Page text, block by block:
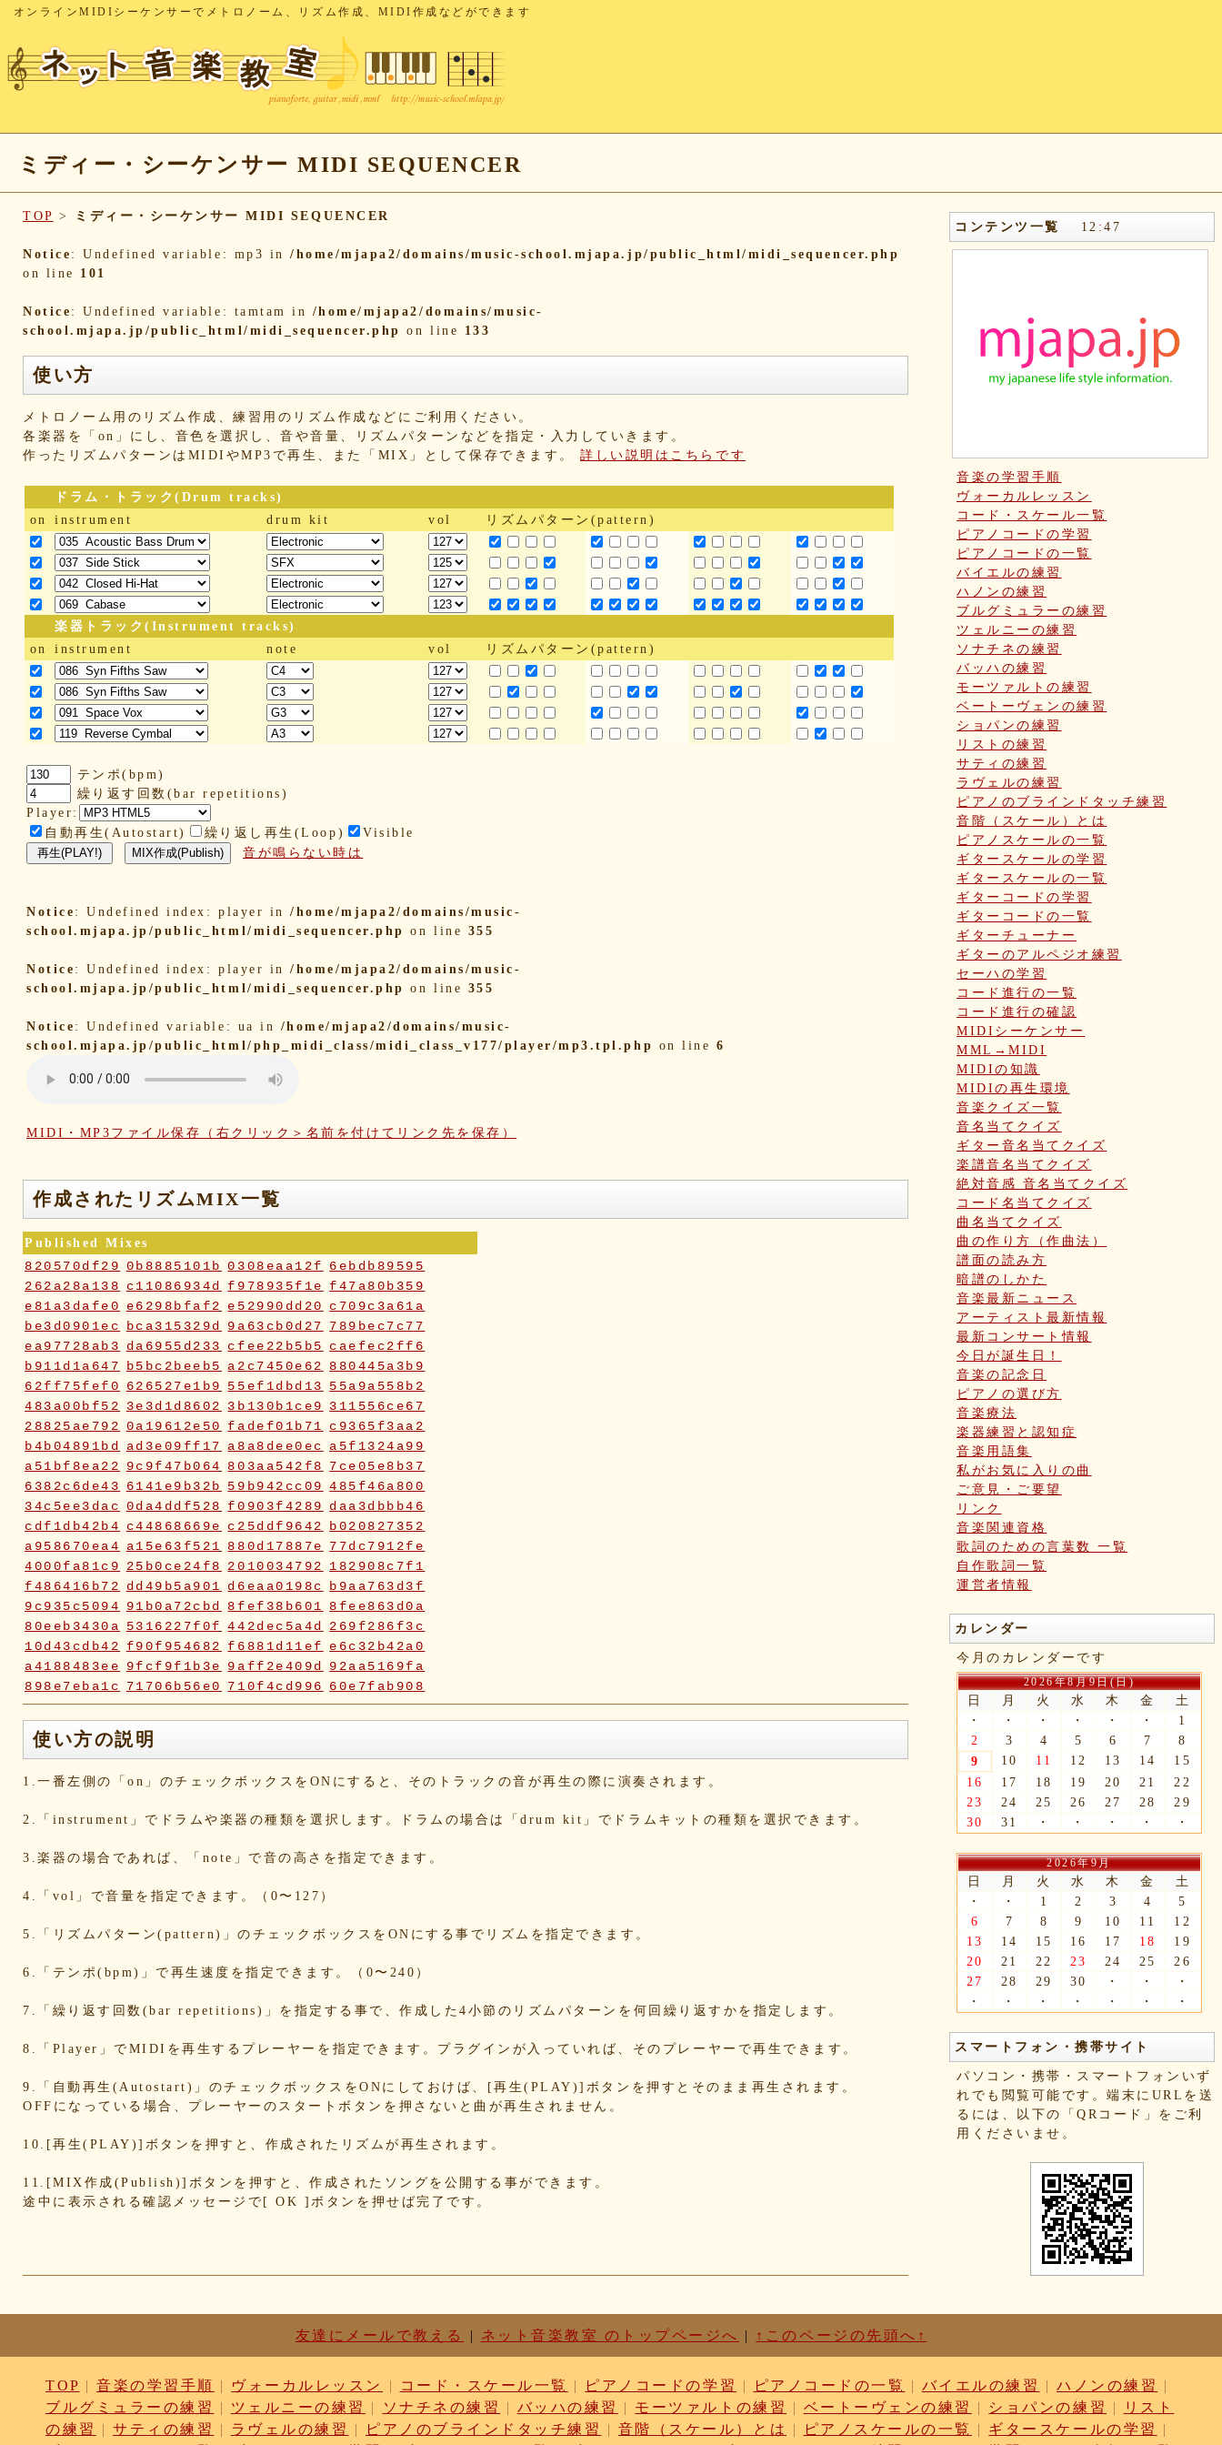
オンラインMIDIシーケンサーでメトロノーム、リズム作成、MIDI作成などができます
ミディー・シーケンサー MIDI SEQUENCER
TOP > ミディー・シーケンサー MIDI SEQUENCER
Notice : Undefined variable: mp3 in/home/mjapa2/domains/music-school.mjapa.jp/public_html/midi_sequencer.php
on line 101
Notice : Undefined variable: tamtam in /home/mjapa2/domains/music-
school.mjapa.jp/public_html/midi_sequencer.php on line 133
使い方
メトロノーム用のリズム作成、練習用のリズム作成などにご利用ください。
各楽器を「on」にし、音色を選択し、音や音量、リズムパターンなどを指定・入力していきます。
作ったリズムパターンはMIDIやMP3で再生、また「MIX」として保存できます。詳しい説明はこちらです
ドラム・トラック(Drum tracks)
on
instrument drum kit vol リズムパターン(pattern)
楽器トラック(Instrument tracks)
on
instrument note vol リズムパターン(pattern)
テンポ(bpm)
繰り返す回数(bar repetitions)
Player:
自動再生(Autostart)
繰り返し再生(Loop)
Visible
音が鳴らない時は
Notice : Undefined index: player in/home/mjapa2/domains/music-
school.mjapa.jp/public_html/midi_sequencer.php on line 355
Notice : Undefined index: player in/home/mjapa2/domains/music-
school.mjapa.jp/public_html/midi_sequencer.php on line 355
Notice : Undefined variable: ua in /home/mjapa2/domains/music-
school.mjapa.jp/public_html/php_midi_class/midi_class_v177/player/mp3.tpl.php on line 6
MIDI・MP3ファイル保存（右クリック＞名前を付けてリンク先を保存）
作成されたリズムMIX一覧
Published Mixes
820570df29 0b8885101b 0308eaa12f
6ebdb89595
262a28a138
c11086934d f978935f1e
f47a80b359
e81a3dafe0
e6298bfaf2 e52990dd20
c709c3a61a
be3d0901ec
bca315329d 9a63cb0d27
789bec7c77
ea97728ab3
da6955d233 cfee22b5b5
caefec2ff6
b911d1a647
b5bc2beeb5 a2c7450e62
880445a3b9
62ff75fef0
626527e1b9 55ef1dbd13
55a9a558b2
483a00bf52
3e3d1d8602 3b130b1ce9
311556ce67
28825ae792 0a19612e50 fadef01b71
c9365f3aa2
b4b04891bd
ad3e09ff17 a8a8dee0ec
a5f1324a99
a51bf8ea22
9c9f47b064 803aa542f8
7ce05e8b37
6382c6de43
6141e9b32b 59b942cc09 485f46a800
34c5ee3dac 0da4ddf528 f0903f4289
daa3dbbb46
cdf1db42b4
c44868669e c25ddf9642
b020827352
a958670ea4
a15e63f521 880d17887e
77dc7912fe
4000fa81c9
25b0ce24f8 2010034792
182908c7f1
f486416b72
dd49b5a901 d6eaa0198c
b9aa763d3f
9c935c5094
91b0a72cbd 8fef38b601
8fee863d0a
80eeb3430a
5316227f0f 442dec5a4d
269f286f3c
10d43cdb42
f90f954682 f6881d11ef
e6c32b42a0
a4188483ee
9fcf9f1b3e 9aff2e409d
92aa5169fa
898e7eba1c
71706b56e0 710f4cd996
60e7fab908
2fc2817e70 2fbd748ca9 2bc2c23116 18ae976a5f
0a5c7d06ca
072e6fe598
d6a569fc0b cd3dccbd2e
9519718cc1 8dbfbb62db 80769b257d
66befeb510
eb3fa731cd ca1398119b c8cb07711a ba23f8e41e
0ec360312d faa9413074 edf12ab6c3
dee16d27c4
b5b6539562
9fcce57df6 8b24beae51
856c39952d
8288cef79d 4c796286c6
1568abddff
0de2e30836 02998e587d
d5377cd92c
9ef6ebcac2 99ce8a767d 924d9cb69e 924420a7a3
5e80ad5293 5095988ef6 4b7930b4d0 2038b53613
d836b49a9d d76a3e8c23 b9fed15d2b
b38ab1d1b8
a01087c2be 83d205db59 8058ee16b9 6709558878
49f63675b9 15ebcaa807 f447739453
f1c0d3dc34
b0ebace0d4 aa7f949dad a558c898d9 6c1bd04085
e186dc0158 d654560420 c7b6a2d824 c2d4263ad3
b6a3ebae49
a1d5a5a815 8e583fa566 7ad1494187
a0d1cb27ad 89e6983403
6b9f362c23 4e887b24b9
d10d20337c bc4e86d124 a86454d5af
a21fbd24dc
8ea728273f
77fab01bea 73468471cf 086bf9fcae
f839ea6eb8 f59ab6f876 d4f92dc6f9
c81b0593c1
使い方の説明
1.一番左側の「on」のチェックボックスをONにすると、そのトラックの音が再生の際に演奏されます。
2.「instrument」でドラムや楽器の種類を選択します。ドラムの場合は「drum kit」でドラムキットの種類を選択できます。
3.楽器の場合であれば、「note」で音の高さを指定できます。
4.「vol」で音量を指定できます。（0〜127）
5.「リズムパターン(pattern)」のチェックボックスをONにする事でリズムを指定できます。
6.「テンポ(bpm)」で再生速度を指定できます。（0〜240）
7.「繰り返す回数(bar repetitions)」を指定する事で、作成した4小節のリズムパターンを何回繰り返すかを指定します。
8.「Player」でMIDIを再生するプレーヤーを指定できます。プラグインが入っていれば、そのプレーヤーで再生できます。
9.「自動再生(Autostart)」のチェックボックスをONにしておけば、[再生(PLAY)]ボタンを押すとそのまま再生されます。
OFFになっている場合、プレーヤーのスタートボタンを押さないと曲が再生されません。
10.[再生(PLAY)]ボタンを押すと、作成されたリズムが再生されます。
11.[MIX作成(Publish)]ボタンを押すと、作成されたソングを公開する事ができます。
途中に表示される確認メッセージで[ OK ]ボタンを押せば完了です。
コンテンツ一覧 12 :47
音楽の学習手順
ヴォーカルレッスン
コード・スケール一覧
ピアノコードの学習
ピアノコードの一覧
バイエルの練習
ハノンの練習
ブルグミュラーの練習
ツェルニーの練習
ソナチネの練習
バッハの練習
モーツァルトの練習
ベートーヴェンの練習
ショパンの練習
リストの練習
サティの練習
ラヴェルの練習
ピアノのブラインドタッチ練習
音階（スケール）とは
ピアノスケールの一覧
ギタースケールの学習
ギタースケールの一覧
ギターコードの学習
ギターコードの一覧
ギターチューナー
ギターのアルペジオ練習
セーハの学習
コード進行の一覧
コード進行の確認
MIDIシーケンサー
MML→MIDI
MIDIの知識
MIDIの再生環境
音楽クイズ一覧
音名当てクイズ
ギター音名当てクイズ
楽譜音名当てクイズ
絶対音感 音名当てクイズ
コード名当てクイズ
曲名当てクイズ
曲の作り方（作曲法）
譜面の読み方
暗譜のしかた
音楽最新ニュース
アーティスト最新情報
最新コンサート情報
今日が誕生日！
音楽の記念日
ピアノの選び方
音楽療法
楽器練習と認知症
音楽用語集
私がお気に入りの曲
ご意見・ご要望
リンク
音楽関連資格
歌詞のための言葉数 一覧
自作歌詞一覧
運営者情報
カレンダー
今月のカレンダーです
2026年8月9日(日)
日 月 火 水 木 金
土
・
・ ・ ・ ・ ・
1
2
3 4 5 6 7
8
9
10 11 12 13 14
15
16
17 18 19 20 21
22
23
24 25 26 27 28
29
30
31 ・ ・ ・ ・ ・
2026年9月
日 月 火 水 木 金
土
・
・ 1 2 3 4
5
6
7 8 9 10 11
12
13
14 15 16 17 18
19
20
21 22 23 24 25
26
27
28 29 30 ・ ・
・
・
・ ・ ・ ・ ・ ・
スマートフォン・携帯サイト
パソコン・携帯・スマートフォンいず
れでも閲覧可能です。端末にURLを送
るには、以下の「QRコード」をご利
用くださいませ。
友達にメールで教える | ネット音楽教室 のトップページへ | ↑このページの先頭へ↑
TOP |音楽の学習手順 | ヴォーカルレッスン | コード・スケール一覧 | ピアノコードの学習 | ピアノコードの一覧 | バイエルの練習 |ハノンの練習
|
ブルグミュラーの練習
| ツェルニーの練習 | ソナチネの練習 | バッハの練習 | モーツァルトの練習 | ベートーヴェンの練習 | ショパンの練習 |
リスト
の練習
|サティの練習 | ラヴェルの練習 | ピアノのブラインドタッチ練習 | 音階（スケール）とは | ピアノスケールの一覧 | ギタースケールの学習
|